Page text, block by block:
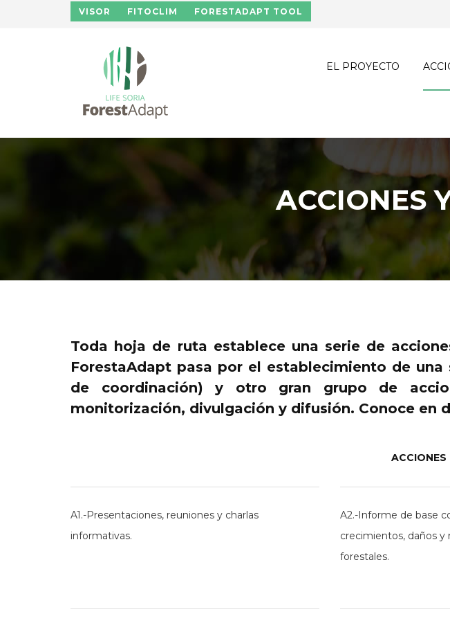
Pasar al contenido principal
VISOR FITOCLIM FORESTADAPT TOOL
EL PROYECTO
ACCIONES
Toda hoja de ruta establece una serie de
ForestaAdapt pasa por el establecimiento de
de coordinación) y otro gran grupo de
monitorización, divulgación y difusión. Conoce en
ACCIONES
A1.-Presentaciones, reuniones y charlas
informativas.
A2.-Informe de base
crecimientos, daños y
forestales.